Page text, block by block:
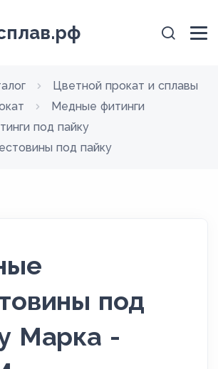
Цветной прокат и сплавы
Медные фитинги
под пайку
под пайку
под
Марка -